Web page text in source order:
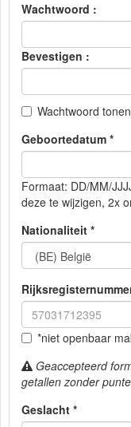
Wachtwoord :
Bevestigen :
Wachtwoord tonen
Geboortedatum *
Formaat: DD/MM/
deze te wijzigen, 2x
Nationaliteit *
*niet openbaar
Geaccepteerd
getallen zonder
Geslacht *